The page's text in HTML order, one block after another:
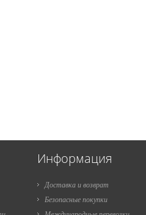
Информация
Доставка и возврат
Безопасные покупки